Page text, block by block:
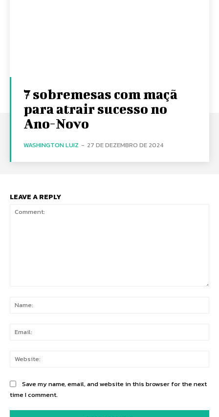
7 sobremesas com maçã
para atrair sucesso no
Ano-Novo
WASHINGTON LUIZ - 27 DE DEZEMBRO DE 2024
LEAVE A REPLY
Save my name, email, and website in this browser for the next
time I comment.